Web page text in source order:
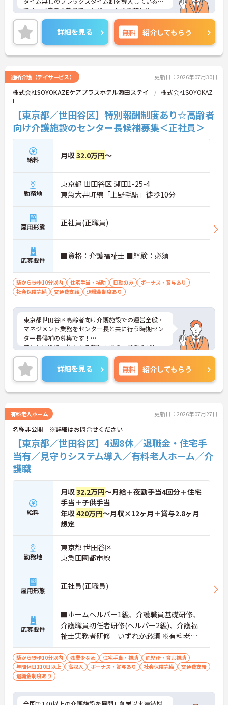
です。ご自身の裁量でスケジュールを調整しやす
く、直行直帰も交えながら柔軟に働くことができま
す。大手グループならではの共済会制度（医療費補
助等）や保育手当など、生活を支える福利厚生が充
実しています。訪問介護の経験があればサ責未経験
の方も相談可能で、指導育成力や調整力を磨ける環
もあり、ライフステージに応じた無理のないペース
で、着実にステップアップを図れる基盤が整ってい
ます。
★おすすめPOINT★
【コアタイム無しのフレックス制で柔軟な働き方が
実現できます】
・出退勤の時間を柔軟に調整できるフレックスタイ
ム制を採用しており、ご自身のペースや訪問予定に
合わせたスケジュール管理が可能です
・ご自宅からの直行直帰など効率的な働き方も実践
できることで、業務の負担を軽減しながらメリハリ
をつけて活躍できます
・訪問介護の経験があればサービス提供責任者が未
経験でも相談可能で、ヘルパーの指導や業務調整な
どのマネジメントスキルを実践的に学べる体制があ
ります
・介護支援専門員などの資格取得支援制度に加え、
視野で専門性を高めていけます
【高水準給与と大手グループの手厚い福利厚生が整
・安定した収入アップが見込める環境です
・未就学児への保育手当や、医療費・市販薬の補助
が受けられる共済会制度が充実しており、ご家庭と
の両立を強力にバックアップします
詳細を見る 無料 紹介してもらう
通所介護（デイサービス） 更新日：2026年07月30日
株式会社SOYOKAZEケアプラスホテル瀬田ステイ
株式会社SOYOKAZ
E
【東京都／世田谷区】特別報酬制度あり☆高齢者
向け介護施設のセンター長候補募集＜正社員＞
給料 月収32.0万円～
勤務地
東京都 世田谷区 瀬田1-25-4
東急大井町線「上野毛駅」徒歩10分
雇用形態 正社員(正職員)
応募要件 ■資格：介護福祉士 ■経験：必須
駅から徒歩10分以内 住宅手当・補助 日勤のみ
ボーナス・賞与あり
社会保険完備
交通費支給 退職金制度あり
東京都世田谷区高齢者向け介護施設での運営全般・
マネジメント業務をセンター長と共に行う時期セン
ター長候補の募集です！
賞与とは別途支払われる報酬もあり、頑張りがしっ
かりと給与に反映される環境です。
ご興味ある方には、面接対策ポイントなど、さらに
詳細をお話しいたしますのでお気軽にご相談くださ
い！
詳細を見る 無料 紹介してもらう
有料老人ホーム 更新日：2026年07月27日
名称非公開 ※詳細はお問合せください
【東京都／世田谷区】4週8休／退職金・住宅手
当有／見守りシステム導入／有料老人ホーム／介
護職
給料
月収32.2万円～月給＋夜勤手当4回分＋住宅
手当＋子供手当
年収420万円～月収×12ヶ月＋賞与2.8ヶ月
想定
勤務地
東京都 世田谷区
東急田園都市線
雇用形態 正社員(正職員)
応募要件
■ホームヘルパー1級、介護職員基礎研修、
介護職員初任者研修(ヘルパー2級)、介護福
祉士実務者研修 いずれか必須 ※有料老人
ホーム経験者歓迎
駅から徒歩10分以内 残業少なめ 住宅手当・補助
託児所・育児補助
年間休日110日以上
高収入 ボーナス・賞与あり 社会保険完備
交通費支給
退職金制度あり